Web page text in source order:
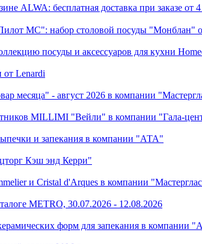
ALWA: бесплатная доставка при заказе от
МС": набор столовой посуды "Монблан"
посуды и аксессуаров для кухни
Lenardi
месяца" - август 2026 в компании
MILLIMI "Вейли" в компании "Гала-
и запекания в компании "АТА"
Кэш энд Керри"
и Cristal d'Arques в компании
METRO, 30.07.2026 - 12.08.2026
форм для запекания в компании